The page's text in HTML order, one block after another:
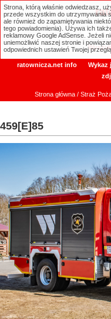
ratownicza.net info Wykaz
Strona główna/ Straż
459[E]85
Strona, którą właśnie odwiedzasz,
przede wszystkim do utrzymywania
ale również do zapamiętywania
tego powiadomienia). Używa ich
reklamowy Google AdSense. Jeżeli
uniemożliwić naszej stronie i
odpowiednich ustawień Twojej